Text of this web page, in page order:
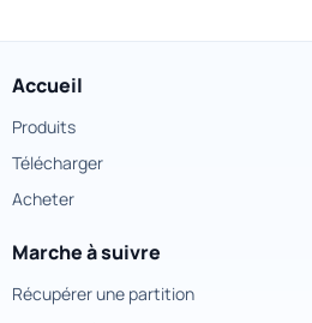
Accueil
Produits
Télécharger
Acheter
Marche à suivre
Récupérer une partition